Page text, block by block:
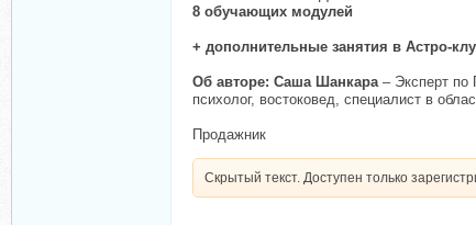
8 обучающих модулей
+ дополнительные занятия в Астро-
Об авторе: Саша Шанкара – Эксперт по
психолог, востоковед, специалист в
Продажник
Скрытый текст. Доступен только